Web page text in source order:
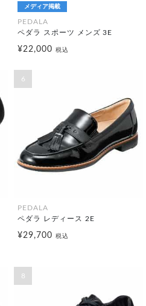
メディア掲載
PEDALA
ペダラ スポーツ メンズ 3E
¥22,000 税込
6
PEDALA
ペダラ レディース 2E
¥29,700 税込
8